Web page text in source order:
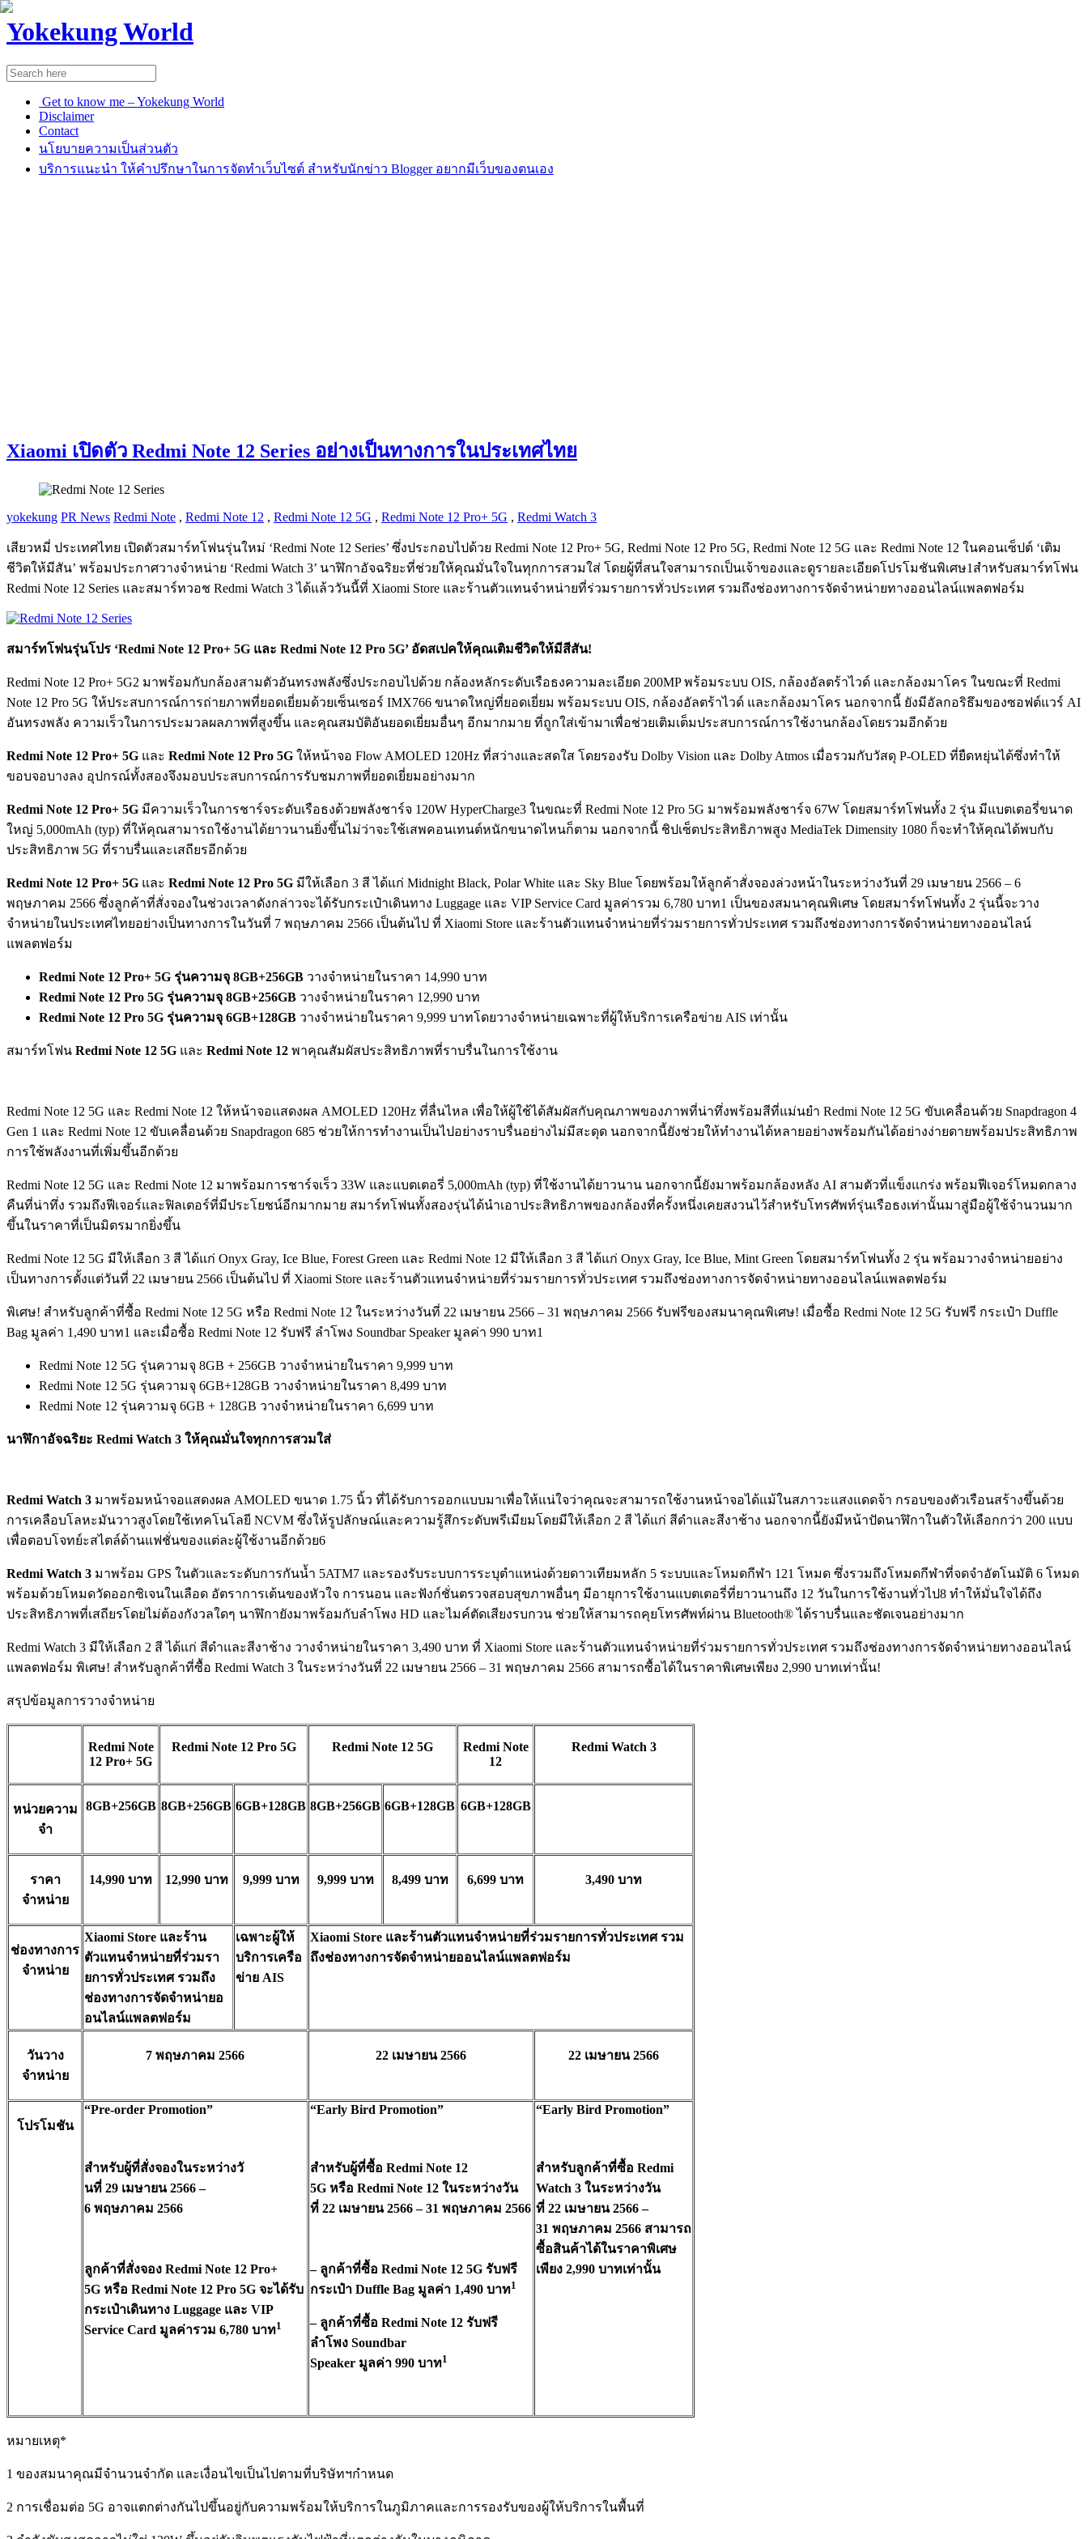
Yokekung World
Get to know me – Yokekung World
Disclaimer
Contact
นโยบายความเป็นส่วนตัว
บริการแนะนำ ให้คำปรึกษาในการจัดทำเว็บไซต์ สำหรับนักข่าว Blogger อยากมีเว็บของตนเอง
Xiaomi เปิดตัว Redmi Note 12 Series อย่างเป็นทางการในประเทศไทย
yokekung PR News Redmi Note , Redmi Note 12 , Redmi Note 12 5G , Redmi Note 12 Pro+ 5G , Redmi Watch 3
เสียวหมี่ ประเทศไทย เปิดตัวสมาร์ทโฟนรุ่นใหม่ ‘Redmi Note 12 Series’ ซึ่งประกอบไปด้วย Redmi Note 12 Pro+ 5G, Redmi Note 12 Pro 5G, Redmi Note 12 5G และ Redmi Note 12 ในคอนเซ็ปต์ ‘เติม
ชีวิตให้มีสัน’ พร้อมประกาศวางจำหน่าย ‘Redmi Watch 3’ นาฬิกาอัจฉริยะที่ช่วยให้คุณมั่นใจในทุกการสวมใส่ โดยผู้ที่สนใจสามารถเป็นเจ้าของและดูรายละเอียดโปรโมชันพิเศษ1สำหรับสมาร์ทโฟน
Redmi Note 12 Series และสมาร์ทวอช Redmi Watch 3 ได้แล้ววันนี้ที่ Xiaomi Store และร้านตัวแทนจำหน่ายที่ร่วมรายการทั่วประเทศ รวมถึงช่องทางการจัดจำหน่ายทางออนไลน์แพลตฟอร์ม
สมาร์ทโฟนรุ่นโปร ‘Redmi Note 12 Pro+ 5G และ Redmi Note 12 Pro 5G’ อัดสเปคให้คุณเติมชีวิตให้มีสีสัน!
Redmi Note 12 Pro+ 5G2 มาพร้อมกับกล้องสามตัวอันทรงพลังซึ่งประกอบไปด้วย กล้องหลักระดับเรือธงความละเอียด 200MP พร้อมระบบ OIS, กล้องอัลตร้าไวด์ และกล้องมาโคร ในขณะที่ Redmi
Note 12 Pro 5G ให้ประสบการณ์การถ่ายภาพที่ยอดเยี่ยมด้วยเซ็นเซอร์ IMX766 ขนาดใหญ่ที่ยอดเยี่ยม พร้อมระบบ OIS, กล้องอัลตร้าไวด์ และกล้องมาโคร นอกจากนี้ ยังมีอัลกอริธึมของซอฟต์แวร์ AI
อันทรงพลัง ความเร็วในการประมวลผลภาพที่สูงขึ้น และคุณสมบัติอันยอดเยี่ยมอื่นๆ อีกมากมาย ที่ถูกใส่เข้ามาเพื่อช่วยเติมเต็มประสบการณ์การใช้งานกล้องโดยรวมอีกด้วย
Redmi Note 12 Pro+ 5G และ Redmi Note 12 Pro 5G ให้หน้าจอ Flow AMOLED 120Hz ที่สว่างและสดใส โดยรองรับ Dolby Vision และ Dolby Atmos เมื่อรวมกับวัสดุ P-OLED ที่ยืดหยุ่นได้ซึ่งทำให้
ขอบจอบางลง อุปกรณ์ทั้งสองจึงมอบประสบการณ์การรับชมภาพที่ยอดเยี่ยมอย่างมาก
Redmi Note 12 Pro+ 5G มีความเร็วในการชาร์จระดับเรือธงด้วยพลังชาร์จ 120W HyperCharge3 ในขณะที่ Redmi Note 12 Pro 5G มาพร้อมพลังชาร์จ 67W โดยสมาร์ทโฟนทั้ง 2 รุ่น มีแบตเตอรี่ขนาด
ใหญ่ 5,000mAh (typ) ที่ให้คุณสามารถใช้งานได้ยาวนานยิ่งขึ้นไม่ว่าจะใช้เสพคอนเทนต์หนักขนาดไหนก็ตาม นอกจากนี้ ชิปเซ็ตประสิทธิภาพสูง MediaTek Dimensity 1080 ก็จะทำให้คุณได้พบกับ
ประสิทธิภาพ 5G ที่ราบรื่นและเสถียรอีกด้วย
Redmi Note 12 Pro+ 5G และ Redmi Note 12 Pro 5G มีให้เลือก 3 สี ได้แก่ Midnight Black, Polar White และ Sky Blue โดยพร้อมให้ลูกค้าสั่งจองล่วงหน้าในระหว่างวันที่ 29 เมษายน 2566 – 6
พฤษภาคม 2566 ซึ่งลูกค้าที่สั่งจองในช่วงเวลาดังกล่าวจะได้รับกระเป๋าเดินทาง Luggage และ VIP Service Card มูลค่ารวม 6,780 บาท1 เป็นของสมนาคุณพิเศษ โดยสมาร์ทโฟนทั้ง 2 รุ่นนี้จะวาง
จำหน่ายในประเทศไทยอย่างเป็นทางการในวันที่ 7 พฤษภาคม 2566 เป็นต้นไป ที่ Xiaomi Store และร้านตัวแทนจำหน่ายที่ร่วมรายการทั่วประเทศ รวมถึงช่องทางการจัดจำหน่ายทางออนไลน์
แพลตฟอร์ม
Redmi Note 12 Pro+ 5G รุ่นความจุ 8GB+256GB วางจำหน่ายในราคา 14,990 บาท
Redmi Note 12 Pro 5G รุ่นความจุ 8GB+256GB วางจำหน่ายในราคา 12,990 บาท
Redmi Note 12 Pro 5G รุ่นความจุ 6GB+128GB วางจำหน่ายในราคา 9,999 บาทโดยวางจำหน่ายเฉพาะที่ผู้ให้บริการเครือข่าย AIS เท่านั้น
สมาร์ทโฟน Redmi Note 12 5G และ Redmi Note 12 พาคุณสัมผัสประสิทธิภาพที่ราบรื่นในการใช้งาน
Redmi Note 12 5G และ Redmi Note 12 ให้หน้าจอแสดงผล AMOLED 120Hz ที่ลื่นไหล เพื่อให้ผู้ใช้ได้สัมผัสกับคุณภาพของภาพที่น่าทึ่งพร้อมสีที่แม่นยำ Redmi Note 12 5G ขับเคลื่อนด้วย Snapdragon 4
Gen 1 และ Redmi Note 12 ขับเคลื่อนด้วย Snapdragon 685 ช่วยให้การทำงานเป็นไปอย่างราบรื่นอย่างไม่มีสะดุด นอกจากนี้ยังช่วยให้ทำงานได้หลายอย่างพร้อมกันได้อย่างง่ายดายพร้อมประสิทธิภาพ
การใช้พลังงานที่เพิ่มขึ้นอีกด้วย
Redmi Note 12 5G และ Redmi Note 12 มาพร้อมการชาร์จเร็ว 33W และแบตเตอรี่ 5,000mAh (typ) ที่ใช้งานได้ยาวนาน นอกจากนี้ยังมาพร้อมกล้องหลัง AI สามตัวที่แข็งแกร่ง พร้อมฟีเจอร์โหมดกลาง
คืนที่น่าทึ่ง รวมถึงฟีเจอร์และฟิลเตอร์ที่มีประโยชน์อีกมากมาย สมาร์ทโฟนทั้งสองรุ่นได้นำเอาประสิทธิภาพของกล้องที่ครั้งหนึ่งเคยสงวนไว้สำหรับโทรศัพท์รุ่นเรือธงเท่านั้นมาสู่มือผู้ใช้จำนวนมาก
ขึ้นในราคาที่เป็นมิตรมากยิ่งขึ้น
Redmi Note 12 5G มีให้เลือก 3 สี ได้แก่ Onyx Gray, Ice Blue, Forest Green และ Redmi Note 12 มีให้เลือก 3 สี ได้แก่ Onyx Gray, Ice Blue, Mint Green โดยสมาร์ทโฟนทั้ง 2 รุ่น พร้อมวางจำหน่ายอย่าง
เป็นทางการตั้งแต่วันที่ 22 เมษายน 2566 เป็นต้นไป ที่ Xiaomi Store และร้านตัวแทนจำหน่ายที่ร่วมรายการทั่วประเทศ รวมถึงช่องทางการจัดจำหน่ายทางออนไลน์แพลตฟอร์ม
พิเศษ! สำหรับลูกค้าที่ซื้อ Redmi Note 12 5G หรือ Redmi Note 12 ในระหว่างวันที่ 22 เมษายน 2566 – 31 พฤษภาคม 2566 รับฟรีของสมนาคุณพิเศษ! เมื่อซื้อ Redmi Note 12 5G รับฟรี กระเป๋า Duffle
Bag มูลค่า 1,490 บาท1 และเมื่อซื้อ Redmi Note 12 รับฟรี ลำโพง Soundbar Speaker มูลค่า 990 บาท1
Redmi Note 12 5G รุ่นความจุ 8GB + 256GB วางจำหน่ายในราคา 9,999 บาท
Redmi Note 12 5G รุ่นความจุ 6GB+128GB วางจำหน่ายในราคา 8,499 บาท
Redmi Note 12 รุ่นความจุ 6GB + 128GB วางจำหน่ายในราคา 6,699 บาท
นาฬิกาอัจฉริยะ Redmi Watch 3 ให้คุณมั่นใจทุกการสวมใส่
Redmi Watch 3 มาพร้อมหน้าจอแสดงผล AMOLED ขนาด 1.75 นิ้ว ที่ได้รับการออกแบบมาเพื่อให้แน่ใจว่าคุณจะสามารถใช้งานหน้าจอได้แม้ในสภาวะแสงแดดจ้า กรอบของตัวเรือนสร้างขึ้นด้วย
การเคลือบโลหะมันวาวสูงโดยใช้เทคโนโลยี NCVM ซึ่งให้รูปลักษณ์และความรู้สึกระดับพรีเมียมโดยมีให้เลือก 2 สี ได้แก่ สีดำและสีงาช้าง นอกจากนี้ยังมีหน้าปัดนาฬิกาในตัวให้เลือกกว่า 200 แบบ
เพื่อตอบโจทย์ะสไตล์ด้านแฟชั่นของแต่ละผู้ใช้งานอีกด้วย6
Redmi Watch 3 มาพร้อม GPS ในตัวและระดับการกันน้ำ 5ATM7 และรองรับระบบการระบุตำแหน่งด้วยดาวเทียมหลัก 5 ระบบและโหมดกีฬา 121 โหมด ซึ่งรวมถึงโหมดกีฬาที่จดจำอัตโนมัติ 6 โหมด
พร้อมด้วยโหมดวัดออกซิเจนในเลือด อัตราการเต้นของหัวใจ การนอน และฟังก์ชั่นตรวจสอบสุขภาพอื่นๆ มีอายุการใช้งานแบตเตอรี่ที่ยาวนานถึง 12 วันในการใช้งานทั่วไป8 ทำให้มั่นใจได้ถึง
ประสิทธิภาพที่เสถียรโดยไม่ต้องกังวลใดๆ นาฬิกายังมาพร้อมกับลำโพง HD และไมค์ตัดเสียงรบกวน ช่วยให้สามารถคุยโทรศัพท์ผ่าน Bluetooth® ได้ราบรื่นและชัดเจนอย่างมาก
Redmi Watch 3 มีให้เลือก 2 สี ได้แก่ สีดำและสีงาช้าง วางจำหน่ายในราคา 3,490 บาท ที่ Xiaomi Store และร้านตัวแทนจำหน่ายที่ร่วมรายการทั่วประเทศ รวมถึงช่องทางการจัดจำหน่ายทางออนไลน์
แพลตฟอร์ม พิเศษ! สำหรับลูกค้าที่ซื้อ Redmi Watch 3 ในระหว่างวันที่ 22 เมษายน 2566 – 31 พฤษภาคม 2566 สามารถซื้อได้ในราคาพิเศษเพียง 2,990 บาทเท่านั้น!
สรุปข้อมูลการวางจำหน่าย
Redmi Note
12 Pro+ 5G
Redmi Note 12 Pro 5G Redmi Note 12 5G
Redmi Note
12
Redmi Watch 3
หน่วยความ
จำ
8GB+256GB 8GB+256GB 6GB+128GB 8GB+256GB 6GB+128GB 6GB+128GB
ราคา
จำหน่าย
14,990 บาท 12,990 บาท 9,999 บาท 9,999 บาท 8,499 บาท 6,699 บาท 3,490 บาท
ช่องทางการ
จำหน่าย
Xiaomi Store และร้าน
ตัวแทนจำหน่ายที่ร่วมรา
ยการทั่วประเทศ รวมถึง
ช่องทางการจัดจำหน่ายอ
อนไลน์แพลตฟอร์ม
เฉพาะผู้ให้
บริการเครือ
ข่าย AIS
Xiaomi Store และร้านตัวแทนจำหน่ายที่ร่วมรายการทั่วประเทศ รวม
ถึงช่องทางการจัดจำหน่ายออนไลน์แพลตฟอร์ม
วันวาง
จำหน่าย
7 พฤษภาคม 2566 22 เมษายน2566 22 เมษายน2566
โปรโมชัน
“Pre-order Promotion”
สำหรับผู้ที่สั่งจองในระหว่างวั
นที่ 29 เมษายน2566 –
6 พฤษภาคม 2566
ลูกค้าที่สั่งจอง Redmi Note 12 Pro+
5G หรือ Redmi Note 12 Pro 5G จะได้รับ
กระเป๋าเดินทาง Luggage และ VIP
Service Card มูลค่ารวม 6,780 บาท1
“Early Bird Promotion”
สำหรับผู้ที่ซื้อ Redmi Note 12
5G หรือ Redmi Note 12 ในระหว่างวัน
ที่ 22 เมษายน2566 – 31 พฤษภาคม 2566
– ลูกค้าที่ซื้อ Redmi Note 12 5G รับฟรี
กระเป๋า Duffle Bag มูลค่า 1,490 บาท1
– ลูกค้าที่ซื้อ Redmi Note 12 รับฟรี
ลำโพง Soundbar
Speaker มูลค่า 990 บาท1
“Early Bird Promotion”
สำหรับลูกค้าที่ซื้อ Redmi
Watch 3 ในระหว่างวัน
ที่ 22 เมษายน2566 –
31 พฤษภาคม 2566 สามารถ
ซื้อสินค้าได้ในราคาพิเศษ
เพียง 2,990 บาทเท่านั้น
หมายเหตุ*
1 ของสมนาคุณมีจำนวนจำกัด และเงื่อนไขเป็นไปตามที่บริษัทฯกำหนด
2 การเชื่อมต่อ 5G อาจแตกต่างกันไปขึ้นอยู่กับความพร้อมให้บริการในภูมิภาคและการรองรับของผู้ให้บริการในพื้นที่